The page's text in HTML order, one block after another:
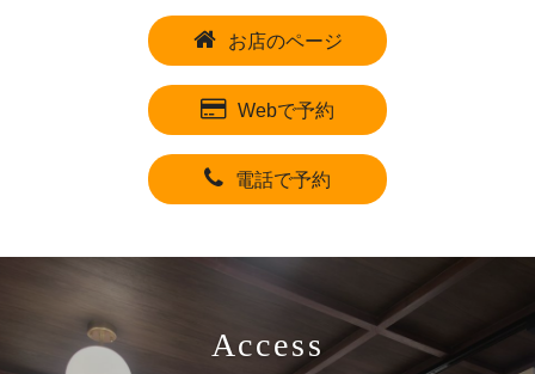
お店のページ
Webで予約
電話で予約
Access